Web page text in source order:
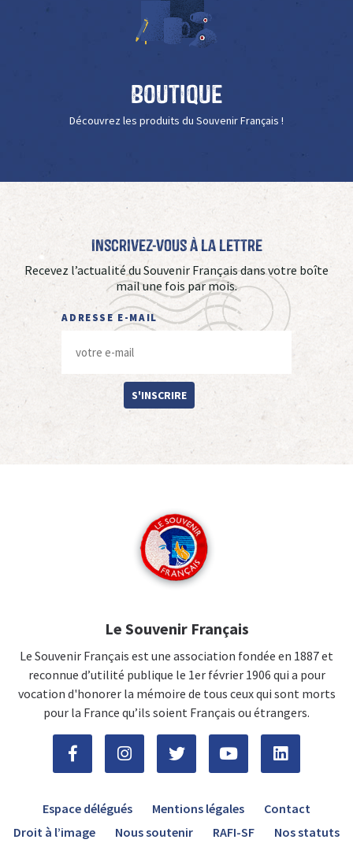
Boutique
Découvrez les produits du Souvenir Français !
Inscrivez-vous à La Lettre
Recevez l’actualité du Souvenir Français dans votre boîte
mail une fois par mois.
ADRESSE E-MAIL
S'INSCRIRE
Le Souvenir Français
Le Souvenir Français est une association fondée en 1887 et
reconnue d’utilité publique le 1er février 1906 qui a pour
vocation d'honorer la mémoire de tous ceux qui sont morts
pour la France qu’ils soient Français ou étrangers.
Espace délégués Mentions légales
Contact
Droit à l’image
Nous soutenir RAFI-SF Nos statuts